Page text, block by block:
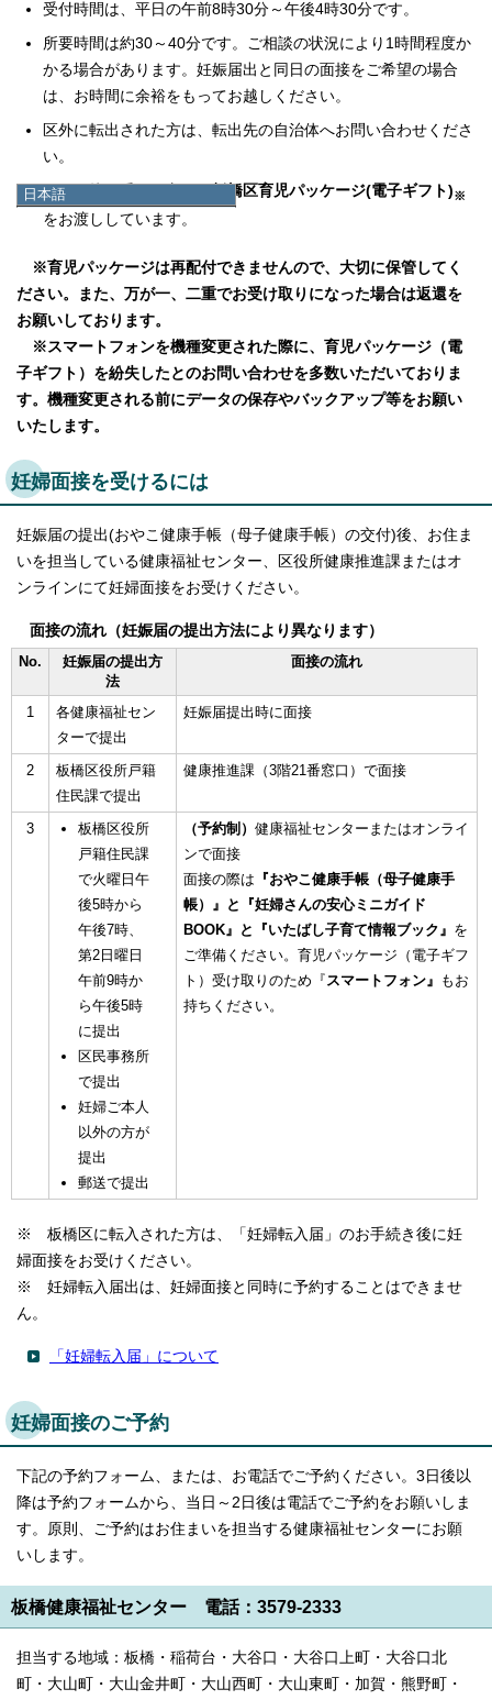
日本語
日本語
한국어
简体中文
繁體中文
受付時間は、平日の午前8時30分～午後4時30分です。
所要時間は約30～40分です。ご相談の状況により1時間程度か
かる場合があります。妊娠届出と同日の面接をご希望の場合
は、お時間に余裕をもってお越しください。
区外に転出された方は、転出先の自治体へお問い合わせくださ
い。
妊婦面接を受けた方には 板橋区育児パッケージ(電子ギフト)※
をお渡ししています。
※育児パッケージは再配付できませんので、大切に保管してく
ださい。また、万が一、二重でお受け取りになった場合は返還を
お願いしております。
※スマートフォンを機種変更された際に、育児パッケージ（電
子ギフト）を紛失したとのお問い合わせを多数いただいておりま
す。機種変更される前にデータの保存やバックアップ等をお願い
いたします。
妊婦面接を受けるには
妊娠届の提出(おやこ健康手帳（母子健康手帳）の交付)後、お住ま
いを担当している健康福祉センター、区役所健康推進課またはオ
ンラインにて妊婦面接をお受けください。
面接の流れ（妊娠届の提出方法により異なります）
No.
妊娠届の提出方
法
面接の流れ
1
各健康福祉セン
ターで提出
妊娠届提出時に面接
2
板橋区役所戸籍
住民課で提出
健康推進課（3階21番窓口）で面接
3
板橋区役所
戸籍住民課
で火曜日午
後5時から
午後7時、
第2日曜日
午前9時か
ら午後5時
に提出
区民事務所
で提出
妊婦ご本人
以外の方が
提出
郵送で提出
（予約制） 健康福祉センターまたはオンライ
ンで面接
面接の際は 『おやこ健康手帳（母子健康手
帳）』と『妊婦さんの安心ミニガイド
BOOK』と『いたばし子育て情報ブック』 を
ご準備ください。育児パッケージ（電子ギフ
ト）受け取りのため『スマートフォン』 もお
持ちください。
※ 板橋区に転入された方は、「妊婦転入届」のお手続き後に妊
婦面接をお受けください。
※ 妊婦転入届出は、妊婦面接と同時に予約することはできませ
ん。
「妊婦転入届」について
妊婦面接のご予約
下記の予約フォーム、または、お電話でご予約ください。3日後以
降は予約フォームから、当日～2日後は電話でご予約をお願いしま
す。原則、ご予約はお住まいを担当する健康福祉センターにお願
いします。
板橋健康福祉センター 電話：3579-2333
担当する地域：板橋・稲荷台・大谷口・大谷口上町・大谷口北
町・大山町・大山金井町・大山西町・大山東町・加賀・熊野町・